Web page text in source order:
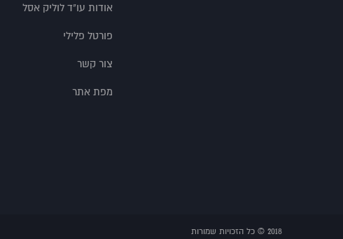
אודות עו"ד לוליק אסל
פורטל פלילי
צור קשר
מפת אתר
2018 © כל הזכויות שמורות